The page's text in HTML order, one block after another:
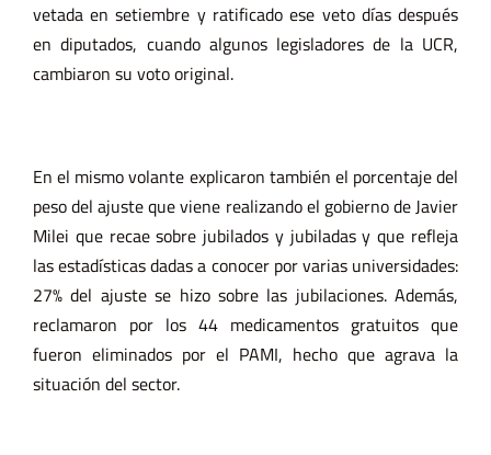
vetada en setiembre y ratificado ese veto días después
en diputados, cuando algunos legisladores de la UCR,
cambiaron su voto original.
En el mismo volante explicaron también el porcentaje del
peso del ajuste que viene realizando el gobierno de Javier
Milei que recae sobre jubilados y jubiladas y que refleja
las estadísticas dadas a conocer por varias universidades:
27% del ajuste se hizo sobre las jubilaciones. Además,
reclamaron por los 44 medicamentos gratuitos que
fueron eliminados por el PAMI, hecho que agrava la
situación del sector.